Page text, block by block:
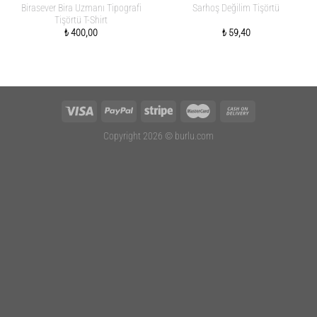
Birasever Bira Uzmanı Tipografi
Tişörtü T-Shirt
₺400,00
Sarhoş Değilim Tişörtü
₺59,40
Copyright 2026 © burlu.com